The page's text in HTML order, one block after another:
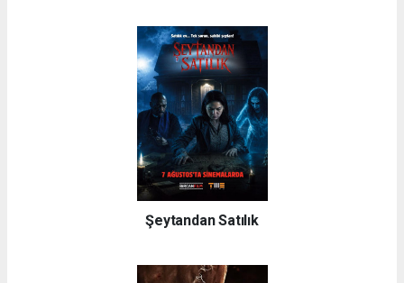
Şeytandan Satılık